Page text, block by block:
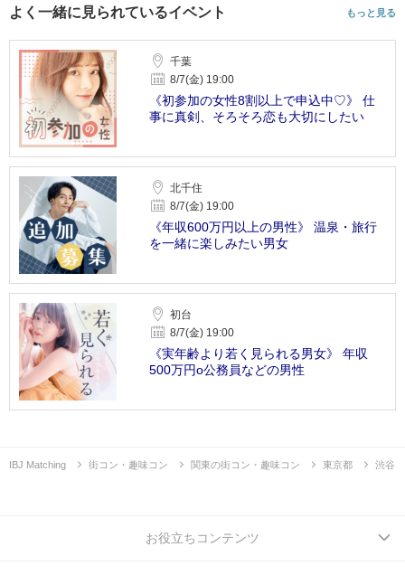
よく一緒に見られているイベント もっと見る
千葉
8/7(金) 19:00
《初参加の女性8割以上で申込中♡》 仕
事に真剣、そろそろ恋も大切にしたい
北千住
8/7(金) 19:00
《年収600万円以上の男性》 温泉・旅行
を一緒に楽しみたい男女
初台
8/7(金) 19:00
《実年齢より若く見られる男女》 年収
500万円o公務員などの男性
IBJ Matching 街コン・趣味コン 関東の街コン・趣味コン 東京都 渋谷
お役立ちコンテンツ